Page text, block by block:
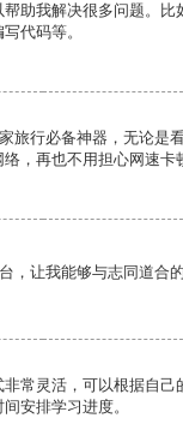
助我解决很多问题。比
代码等。
旅行必备神器，无论是
，再也不用担心网速卡
，让我能够与志同道合
常灵活，可以根据自己
安排学习进度。